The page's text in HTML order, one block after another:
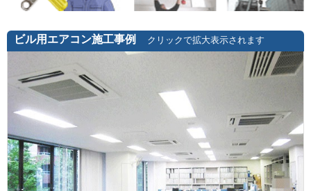
ビル用エアコン施工事例 クリックで拡大表示されます